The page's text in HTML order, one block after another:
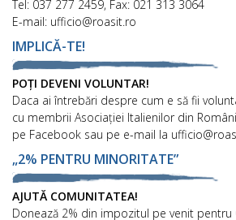
Tel: 037 277 2459, Fax: 021 313 3064
E-mail: ufficio@roasit.ro
IMPLICĂ-TE!
POȚI DEVENI VOLUNTAR!
Daca ai întrebări despre cum e să fii
cu membrii Asociației Italienilor din
pe Facebook sau pe e-mail la
„2% PENTRU MINORITATE”
AJUTĂ COMUNITATEA!
Donează 2% din impozitul pe venit pentru